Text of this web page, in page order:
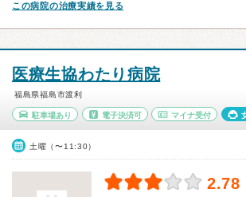
この病院の治療実績を見る
医療生協わたり病院
福島県福島市渡利
駐車場あり 電子決済可 マイナ受付
土曜（〜11:30）
2.78